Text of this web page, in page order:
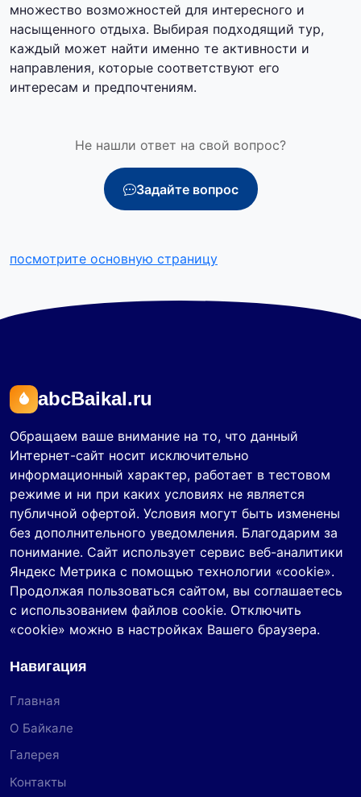
множество возможностей для интересного и
насыщенного отдыха. Выбирая подходящий тур,
каждый может найти именно те активности и
направления, которые соответствуют его
интересам и предпочтениям.
Не нашли ответ на свой вопрос?
Задайте вопрос
посмотрите основную страницу
abcBaikal.ru
Обращаем ваше внимание на то, что данный
Интернет-сайт носит исключительно
информационный характер, работает в тестовом
режиме и ни при каких условиях не является
публичной офертой. Условия могут быть изменены
без дополнительного уведомления. Благодарим за
понимание. Сайт использует сервис веб-аналитики
Яндекс Метрика с помощью технологии «cookie».
Продолжая пользоваться сайтом, вы соглашаетесь
с использованием файлов cookie. Отключить
«cookie» можно в настройках Вашего браузера.
Навигация
Главная
О Байкале
Галерея
Контакты